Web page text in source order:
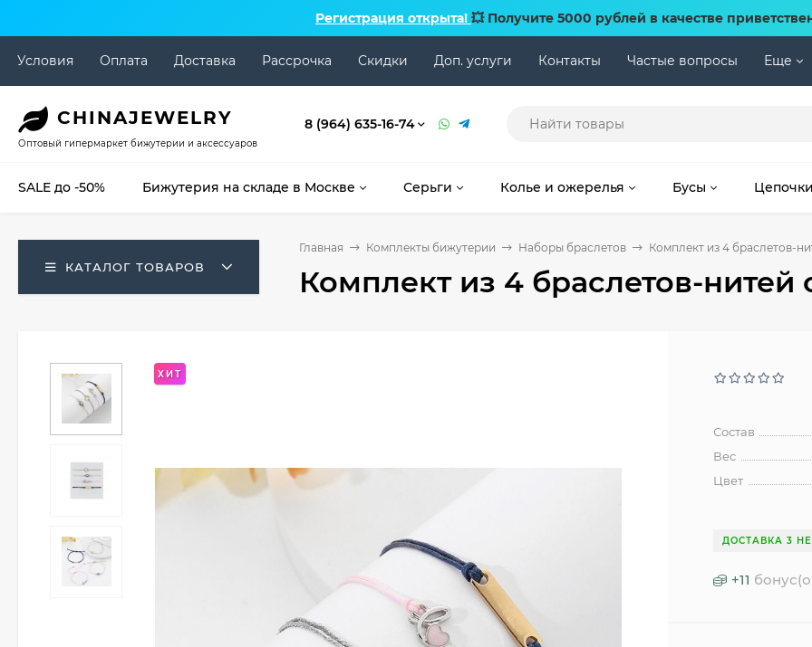
Регистрация открыта! 💥 Получите 5000 рублей в качестве
Условия Оплата Доставка Рассрочка Скидки Доп. услуги Контакты Частые вопросы Еще
CHINAJEWELRY
Оптовый гипермаркет бижутерии и аксессуаров
8 (964) 635-16-74
SALE до -50% Бижутерия на складе в Москве Серьги Колье и ожерелья Бусы Цепочки
КАТАЛОГ ТОВАРОВ
Главная Комплекты бижутерии Наборы браслетов Комплект из 4 браслетов-
Комплект из 4 браслетов-нитей
ХИТ
Состав
Вес
Цвет
ДОСТАВКА 3
+11